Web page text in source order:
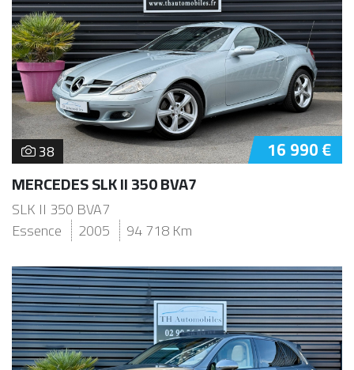
38 16 990 €
MERCEDES SLK II 350 BVA7
SLK II 350 BVA7
Essence
2005 94 718 Km